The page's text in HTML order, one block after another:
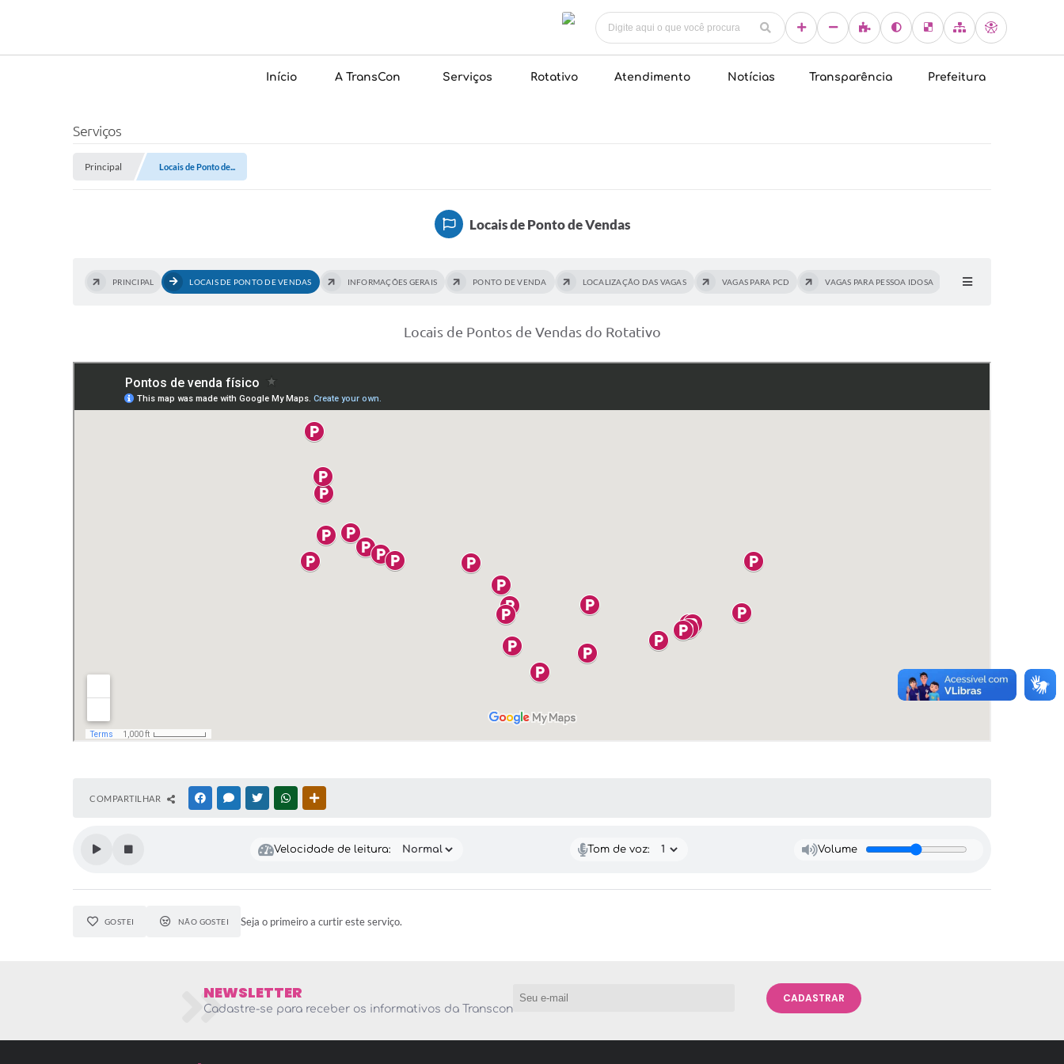
Início A TransCon Serviços Rotativo Atendimento Notícias Transparência Prefeitura
Serviços
Principal Locais de Ponto de...
Locais de Ponto de Vendas
PRINCIPAL LOCAIS DE PONTO DE VENDAS INFORMAÇÕES GERAIS PONTO DE VENDA LOCALIZAÇÃO DAS VAGAS VAGAS PARA PCD VAGAS PARA PESSOA IDOSA
Locais de Pontos de Vendas do Rotativo
COMPARTILHAR FACEBOOKMESSENGER
TWITTERWHATSAPP
Velocidade de leitura: Tom de voz: Volume
GOSTEI NÃO GOSTEI Seja o primeiro a curtir este serviço.
NEWSLETTER
Cadastre-se para receber os informativos da Transcon
CADASTRAR